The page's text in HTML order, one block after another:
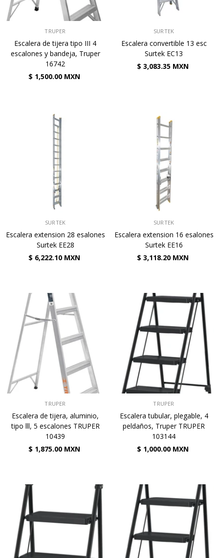
TRUPER
Escalera de tijera tipo III 4
escalones y bandeja, Truper
16742
$ 1,500.00 MXN
SURTEK
Escalera convertible 13 esc
Surtek EC13
$ 3,083.35 MXN
SURTEK
Escalera extension 28 esalones
Surtek EE28
$ 6,222.10 MXN
SURTEK
Escalera extension 16 esalones
Surtek EE16
$ 3,118.20 MXN
TRUPER
Escalera de tijera, aluminio,
tipo lll, 5 escalones TRUPER
10439
$ 1,875.00 MXN
TRUPER
Escalera tubular, plegable, 4
peldaños, Truper TRUPER
103144
$ 1,000.00 MXN